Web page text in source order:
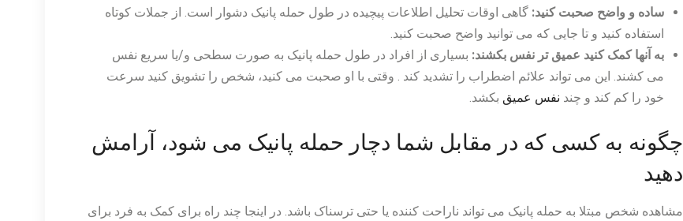
ساده و واضح صحبت کنید: گاهی اوقات تحلیل اطلاعات پیچیده در طول حمله پانیک دشوار است. از جملات کوتاه
استفاده کنید و تا جایی که می توانید واضح صحبت کنید.
به آنها کمک کنید عمیق تر نفس بکشند: بسیاری از افراد در طول حمله پانیک به صورت سطحی و/یا سریع نفس
می کشند. این می تواند علائم اضطراب را تشدید کند . وقتی با او صحبت می کنید، شخص را تشویق کنید سرعت
خود را کم کند و چند نفس عمیق بکشد.
چگونه به کسی که در مقابل شما دچار حمله پانیک می شود، آرامش
دهید
مشاهده شخص مبتلا به حمله پانیک می تواند ناراحت کننده یا حتی ترسناک باشد. در اینجا چند راه برای کمک به فرد برای